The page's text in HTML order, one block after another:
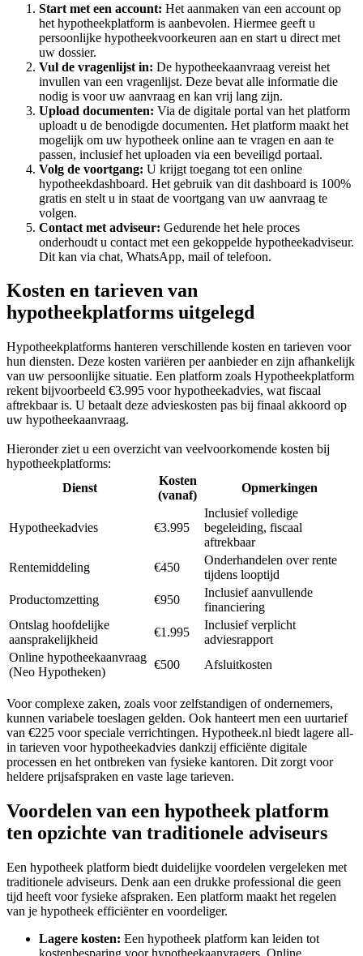
Start met een account: Het aanmaken van een account op
het hypotheekplatform is aanbevolen. Hiermee geeft u
persoonlijke hypotheekvoorkeuren aan en start u direct met
uw dossier.
Vul de vragenlijst in: De hypotheekaanvraag vereist het
invullen van een vragenlijst. Deze bevat alle informatie die
nodig is voor uw aanvraag en kan vrij lang zijn.
Upload documenten: Via de digitale portal van het platform
uploadt u de benodigde documenten. Het platform maakt het
mogelijk om uw hypotheek online aan te vragen en aan te
passen, inclusief het uploaden via een beveiligd portaal.
Volg de voortgang: U krijgt toegang tot een online
hypotheekdashboard. Het gebruik van dit dashboard is 100%
gratis en stelt u in staat de voortgang van uw aanvraag te
volgen.
Contact met adviseur: Gedurende het hele proces
onderhoudt u contact met een gekoppelde hypotheekadviseur.
Dit kan via chat, WhatsApp, mail of telefoon.
Kosten en tarieven van
hypotheekplatforms uitgelegd
Hypotheekplatforms hanteren verschillende kosten en tarieven voor
hun diensten. Deze kosten variëren per aanbieder en zijn afhankelijk
van uw persoonlijke situatie. Een platform zoals Hypotheekplatform
rekent bijvoorbeeld €3.995 voor hypotheekadvies, wat fiscaal
aftrekbaar is. U betaalt deze advieskosten pas bij finaal akkoord op
uw hypotheekaanvraag.
Hieronder ziet u een overzicht van veelvoorkomende kosten bij
hypotheekplatforms:
Dienst
Kosten
(vanaf)
Opmerkingen
Hypotheekadvies €3.995
Inclusief volledige
begeleiding, fiscaal
aftrekbaar
Rentemiddeling
€450
Onderhandelen over rente
tijdens looptijd
Productomzetting
€950
Inclusief aanvullende
financiering
Ontslag hoofdelijke
aansprakelijkheid
€1.995
Inclusief verplicht
adviesrapport
Online hypotheekaanvraag
(Neo Hypotheken)
€500 Afsluitkosten
Voor complexe zaken, zoals voor zelfstandigen of ondernemers,
kunnen variabele toeslagen gelden. Ook hanteert men een uurtarief
van €225 voor speciale verrichtingen. Hypotheek.nl biedt lagere all-
in tarieven voor hypotheekadvies dankzij efficiënte digitale
processen en het ontbreken van fysieke kantoren. Dit zorgt voor
heldere prijsafspraken en vaste lage tarieven.
Voordelen van een hypotheek platform
ten opzichte van traditionele adviseurs
Een hypotheek platform biedt duidelijke voordelen vergeleken met
traditionele adviseurs. Denk aan een drukke professional die geen
tijd heeft voor fysieke afspraken. Een platform maakt het regelen
van je hypotheek efficiënter en voordeliger.
Lagere kosten: Een hypotheek platform kan leiden tot